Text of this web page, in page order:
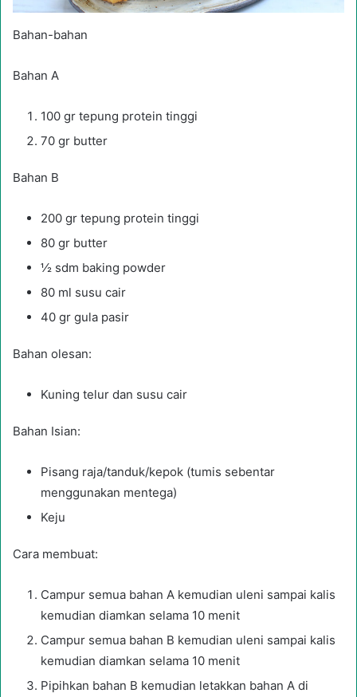
Bahan-bahan
Bahan A
100 gr tepung protein tinggi
70 gr butter
Bahan B
200 gr tepung protein tinggi
80 gr butter
½ sdm baking powder
80 ml susu cair
40 gr gula pasir
Bahan olesan:
Kuning telur dan susu cair
Bahan Isian:
Pisang raja/tanduk/kepok (tumis sebentar
menggunakan mentega)
Keju
Cara membuat:
Campur semua bahan A kemudian uleni sampai kalis
kemudian diamkan selama 10 menit
Campur semua bahan B kemudian uleni sampai kalis
kemudian diamkan selama 10 menit
Pipihkan bahan B kemudian letakkan bahan A di